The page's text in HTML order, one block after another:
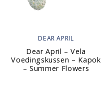
DEAR APRIL
Dear April – Vela
Voedingskussen – Kapok
– Summer Flowers